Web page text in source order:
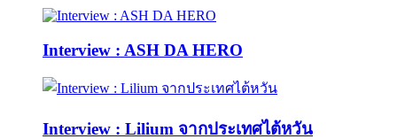
Interview : ASH DA HERO
Interview : Lilium จากประเทศไต้หวัน